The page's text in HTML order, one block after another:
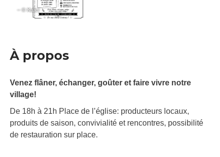
– © Kalici
À propos
Venez flâner, échanger, goûter et faire vivre notre
village!
De 18h à 21h Place de l’église: producteurs locaux,
produits de saison, convivialité et rencontres, possibilité
de restauration sur place.